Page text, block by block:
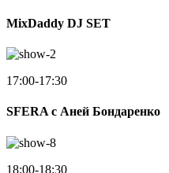
MixDaddy DJ SET
17:00-17:30
SFERA с Аней Бондаренко
18:00-18:30